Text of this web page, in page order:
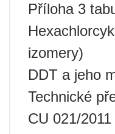
Příloha 3
izomery)
DDT a jeho
Technické
CU 021/